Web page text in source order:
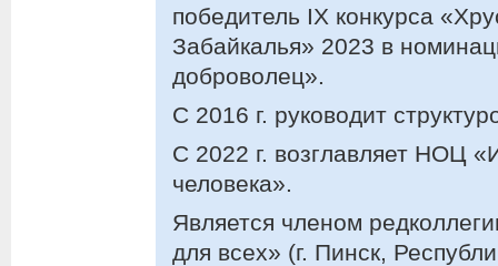
победитель IX конкурса
Забайкалья» 2023 в
доброволец».
С 2016 г. руководит
С 2022 г. возглавляет НОЦ
человека».
Является членом
для всех» (г. Пинск,